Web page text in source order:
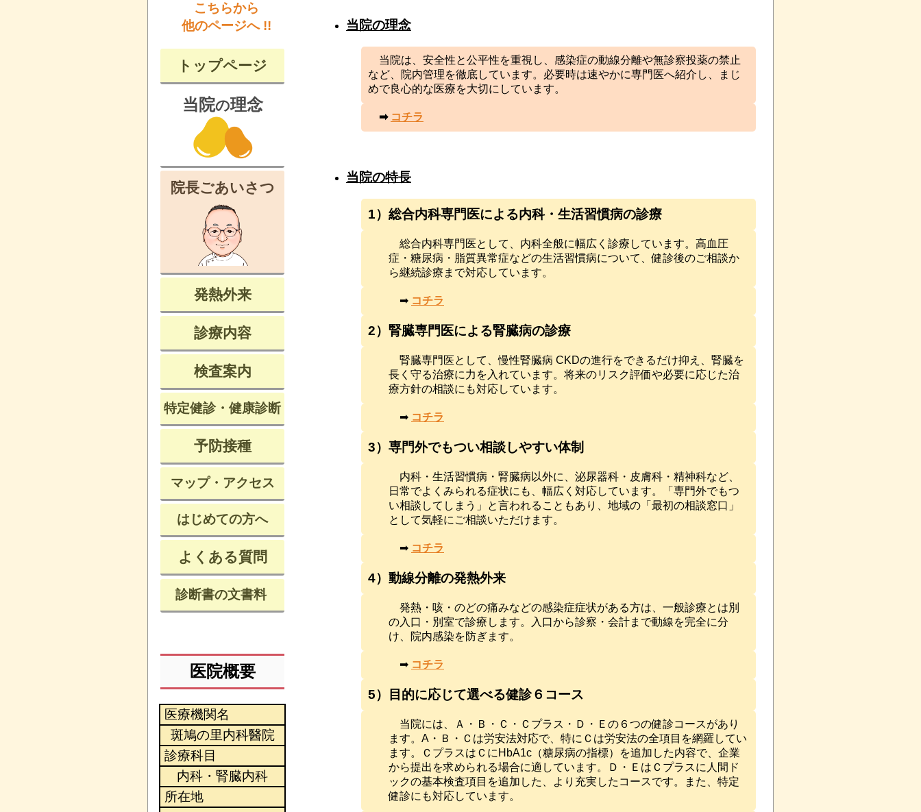
当院の理念
当院は、安全性と公平性を重視し、感染症の動線分離や無診察投薬の禁止
など、院内管理を徹底しています。必要時は速やかに専門医へ紹介し、まじ
めで良心的な医療を大切にしています。
➡ コチラ
当院の特長
1）総合内科専門医による内科・生活習慣病の診療
総合内科専門医として、内科全般に幅広く診療しています。高血圧
症・糖尿病・脂質異常症などの生活習慣病について、健診後のご相談か
ら継続診療まで対応しています。
➡ コチラ
2）腎臓専門医による腎臓病の診療
腎臓専門医として、慢性腎臓病 CKDの進行をできるだけ抑え、腎臓を
長く守る治療に力を入れています。将来のリスク評価や必要に応じた治
療方針の相談にも対応しています。
➡ コチラ
3）専門外でもつい相談しやすい体制
内科・生活習慣病・腎臓病以外に、泌尿器科・皮膚科・精神科など、
日常でよくみられる症状にも、幅広く対応しています。「専門外でもつ
い相談してしまう」と言われることもあり、地域の「最初の相談窓口」
として気軽にご相談いただけます。
➡ コチラ
4）動線分離の発熱外来
発熱・咳・のどの痛みなどの感染症症状がある方は、一般診療とは別
の入口・別室で診療します。入口から診察・会計まで動線を完全に分
け、院内感染を防ぎます。
➡ コチラ
5）目的に応じて選べる健診６コース
当院には、Ａ・Ｂ・Ｃ・Ｃプラス・Ｄ・Ｅの６つの健診コースがあり
ます。 A・Ｂ・Ｃは労安法対応で、特にＣは労安法の全項目を網羅してい
ます。ＣプラスはＣにHbA1c（糖尿病の指標）を追加した内容で、企業
から提出を求められる場合に適しています。Ｄ・ＥはＣプラスに人間ド
ックの基本検査項目を追加した、より充実したコースです。また、特定
健診にも対応しています。
こちらから
他のページへ !!
トップページ
当院の理念
院長ごあいさつ
発熱外来
診療内容
検査案内
特定健診・健康診断
予防接種
マップ・アクセス
はじめての方へ
よくある質問
診断書の文書料
医院概要
医療機関名
斑鳩の里内科醫院
診療科目
内科・腎臓内科
所在地